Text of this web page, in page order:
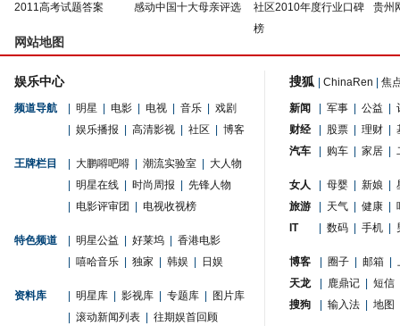
2011高考试题答案
感动中国十大母亲评选
社区2010年度行业口碑
榜
贵州
网站地图
娱乐中心
频道导航 明星 电影 电视 音乐
戏剧
娱乐播报 高清影视 社区 博客
王牌栏目 大鹏嘚吧嘚 潮流实验室
大人物
明星在线 时尚周报
先锋人物
电影评审团 电视收视榜
特色频道 明星公益 好莱坞
香港电影
嘻哈音乐 独家 韩娱 日娱
资料库 明星库 影视库 专题库
图片库
滚动新闻列表 往期娱首回顾
搜狐 ChinaRen 焦
新闻 军事 公益
财经
股票 理财
汽车
购车 家居
女人 母婴 新娘
旅游
天气 健康
IT
数码 手机
博客 圈子 邮箱
天龙
鹿鼎记
短信
搜狗
输入法 地图